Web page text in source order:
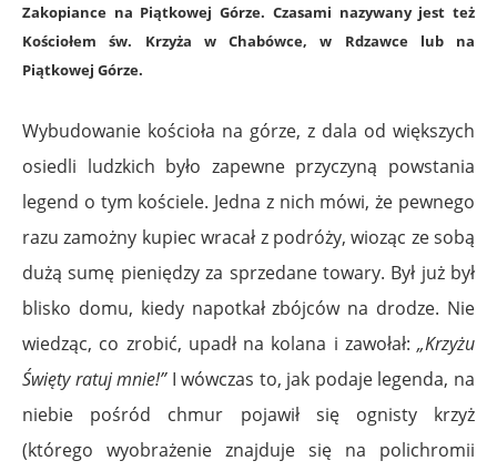
Zakopiance na Piątkowej Górze. Czasami nazywany jest też
Kościołem św. Krzyża w Chabówce, w Rdzawce lub na
Piątkowej Górze.
Wybudowanie kościoła na górze, z dala od większych
osiedli ludzkich było zapewne przyczyną powstania
legend o tym kościele. Jedna z nich mówi, że pewnego
razu zamożny kupiec wracał z podróży, wioząc ze sobą
dużą sumę pieniędzy za sprzedane towary. Był już był
blisko domu, kiedy napotkał zbójców na drodze. Nie
wiedząc, co zrobić, upadł na kolana i zawołał: „Krzyżu
Święty ratuj mnie!”I wówczas to, jak podaje legenda, na
niebie pośród chmur pojawił się ognisty krzyż
(którego wyobrażenie znajduje się na polichromii